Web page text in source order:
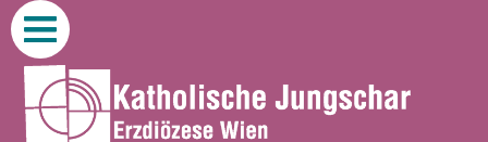
Zum
Inhalt